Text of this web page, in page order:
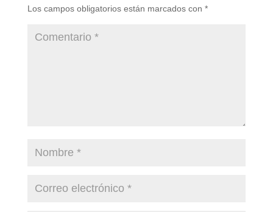
Los campos obligatorios están marcados con *